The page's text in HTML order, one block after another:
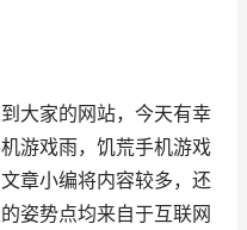
大家的网站，今天有幸
游戏雨，饥荒手机游戏
章小编将内容较多，还
姿势点均来自于互联网